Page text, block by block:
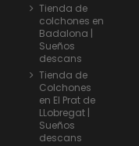
Tienda de
colchones en
Badalona |
Sueños
descans
Tienda de
Colchones
en El Prat de
LLobregat |
Sueños
descans